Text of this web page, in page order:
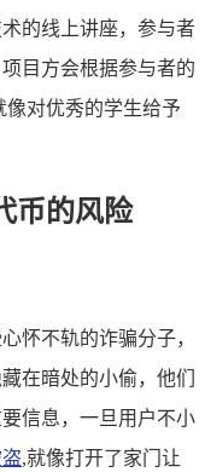
的线上讲座，参与者
目方会根据参与者的
对优秀的学生给予
币的风险
怀不轨的诈骗分子，
在暗处的小偷，他们
信息，一旦用户不小
,就像打开了家门让